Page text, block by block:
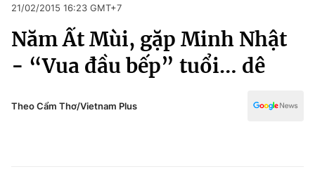
Chuyên mục
Chính trị
Pháp luật
Kinh tế
Thể thao
Truyền hình
Y tế
21/02/2015 16:23 GMT+7
Năm Ất Mùi, gặp Minh Nhật
- “Vua đầu bếp” tuổi… dê
Theo Cẩm Thơ/Vietnam Plus